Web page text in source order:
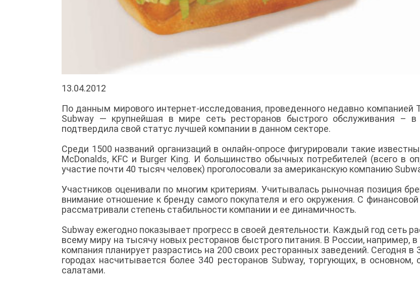
13.04.2012
По данным мирового интернет-исследования, проведенного недавно компанией
Subway — крупнейшая в мире сеть ресторанов быстрого обслуживания – в
подтвердила свой статус лучшей компании в данном секторе.
Среди 1500 названий организаций в онлайн-опросе фигурировали такие
McDonalds, KFC и Burger King. И большинство обычных потребителей (всего в
участие почти 40 тысяч человек) проголосовали за американскую компанию
Участников оценивали по многим критериям. Учитывалась рыночная позиция
внимание отношение к бренду самого покупателя и его окружения. С финансовой
рассматривали степень стабильности компании и ее динамичность.
Subway ежегодно показывает прогресс в своей деятельности. Каждый год сеть
всему миру на тысячу новых ресторанов быстрого питания. В России, например,
компания планирует разрастись на 200 своих ресторанных заведений. Сегодня в
городах насчитывается более 340 ресторанов Subway, торгующих, в основном,
салатами.